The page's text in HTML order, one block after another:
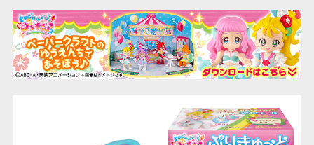
LINK TRAVELERS プリキュアシリーズ ドラゴンボール
チョコボックス チョコサプ ポケモンキッズ